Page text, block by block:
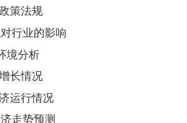
策法规
行业的影响
境分析
长情况
运行情况
走势预测